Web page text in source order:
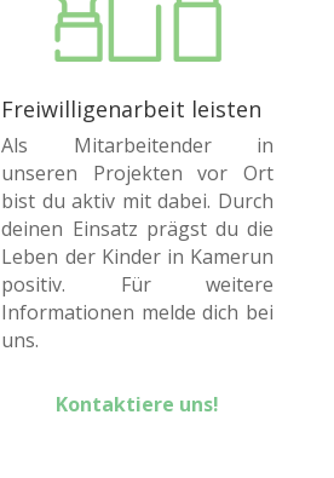
Freiwilligenarbeit leisten
Als Mitarbeitender in
unseren Projekten vor Ort
bist du aktiv mit dabei. Durch
deinen Einsatz prägst du die
Leben der Kinder in Kamerun
positiv. Für weitere
Informationen melde dich bei
uns.
Kontaktiere uns!